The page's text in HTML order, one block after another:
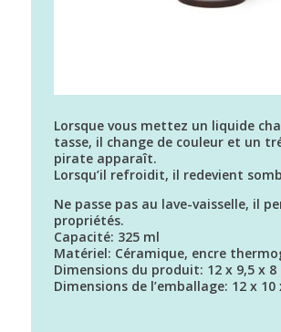
Lorsque vous mettez un liquide
tasse, il change de couleur et un
pirate apparaît.
Lorsqu’il refroidit, il redevient
Ne passe pas au lave-vaisselle, il
propriétés.
Capacité: 325 ml
Matériel: Céramique, encre
Dimensions du produit: 12 x 9,5 x 8
Dimensions de l’emballage: 12 x 10